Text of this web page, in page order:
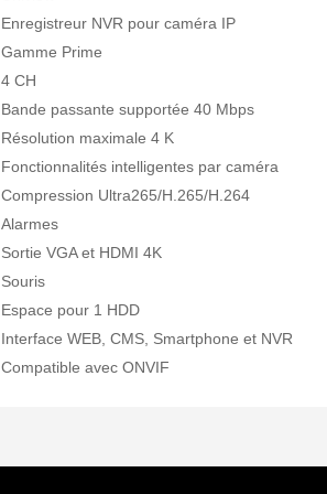
Enregistreur NVR pour caméra IP
Gamme Prime
4 CH
Bande passante supportée 40 Mbps
Résolution maximale 4 K
Fonctionnalités intelligentes par caméra
Compression Ultra265/H.265/H.264
Alarmes
Sortie VGA et HDMI 4K
Souris
Espace pour 1 HDD
Interface WEB, CMS, Smartphone et NVR
Compatible avec ONVIF